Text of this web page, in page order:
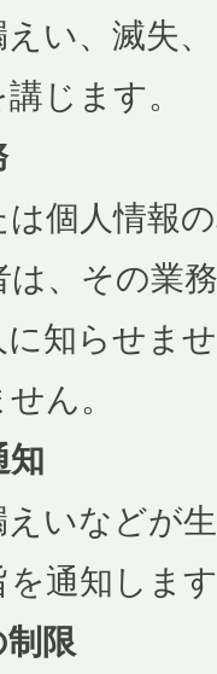
い、滅失
じます。
個人情報
、その業
に知らせま
ん。
いなどが
通知しま
限